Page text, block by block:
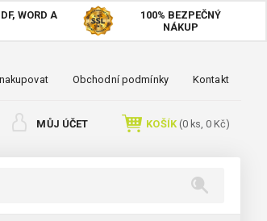
WORD A
100% BEZPEČNÝ
NÁKUP
Obchodní podmínky Kontakt
MŮJ ÚČET KOŠÍK(0ks, 0 Kč)